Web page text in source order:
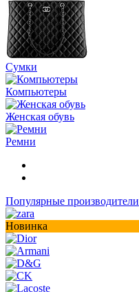
Сумки
Компьютеры
Женская обувь
Ремни
Популярные производители
Новинка